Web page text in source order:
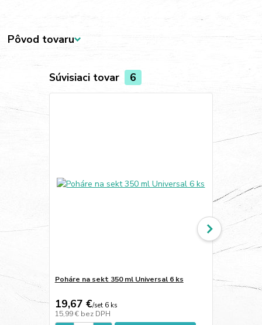
Pôvod tovaru
Súvisiaci tovar 6
Poháre na sekt 350 ml Universal 6 ks
19,67 €/set 6 ks
15,99 € bez DPH
Poháre na